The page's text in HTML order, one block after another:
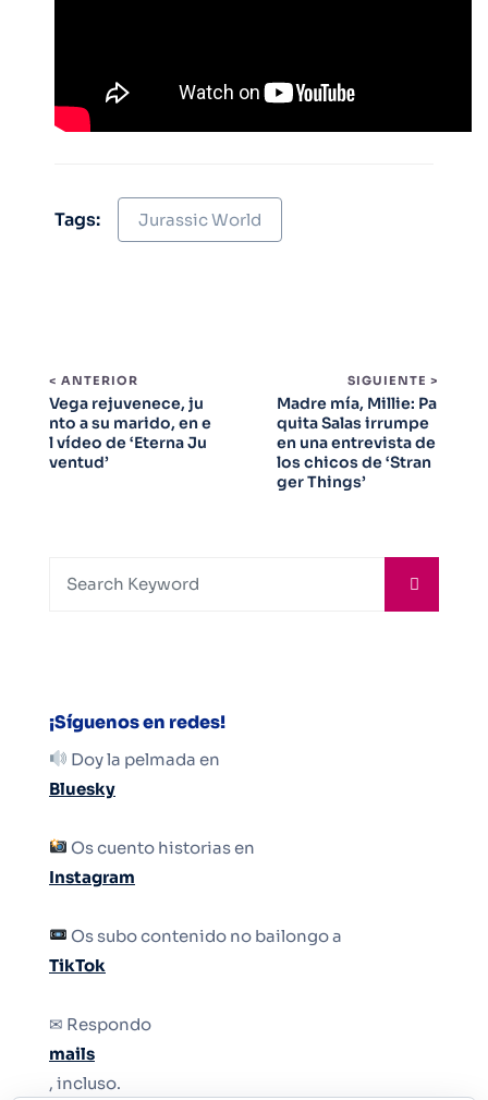
Tags: Jurassic World
< ANTERIOR
Vega rejuvenece, ju
nto a su marido, en e
l vídeo de ‘Eterna Ju
ventud’
SIGUIENTE >
Madre mía, Millie: Pa
quita Salas irrumpe
en una entrevista de
los chicos de ‘Stran
ger Things’
¡Síguenos en redes!
Doy la pelmada en
Bluesky
Os cuento historias en
Instagram
Os subo contenido no bailongo a
TikTok
✉ Respondo
mails
, incluso.